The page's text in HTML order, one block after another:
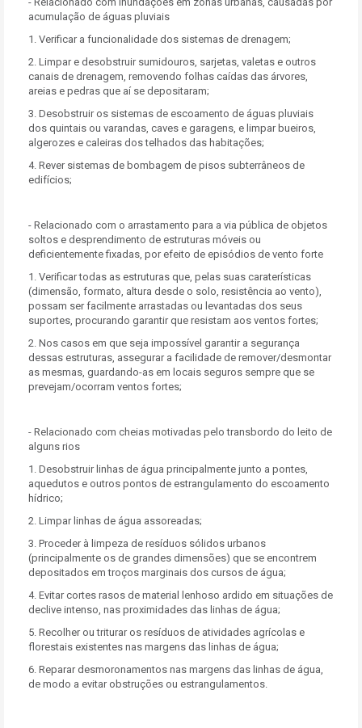
acumulação de águas pluviais
1. Verificar a funcionalidade dos sistemas de drenagem;
2. Limpar e desobstruir sumidouros, sarjetas, valetas e outros
canais de drenagem, removendo folhas caídas das árvores,
areias e pedras que aí se depositaram;
3. Desobstruir os sistemas de escoamento de águas pluviais
dos quintais ou varandas, caves e garagens, e limpar bueiros,
algerozes e caleiras dos telhados das habitações;
4. Rever sistemas de bombagem de pisos subterrâneos de
edifícios;
- Relacionado com o arrastamento para a via pública de objetos
soltos e desprendimento de estruturas móveis ou
deficientemente fixadas, por efeito de episódios de vento forte
1. Verificar todas as estruturas que, pelas suas caraterísticas
(dimensão, formato, altura desde o solo, resistência ao vento),
possam ser facilmente arrastadas ou levantadas dos seus
suportes, procurando garantir que resistam aos ventos fortes;
2. Nos casos em que seja impossível garantir a segurança
dessas estruturas, assegurar a facilidade de remover/desmontar
as mesmas, guardando-as em locais seguros sempre que se
prevejam/ocorram ventos fortes;
- Relacionado com cheias motivadas pelo transbordo do leito de
alguns rios
1. Desobstruir linhas de água principalmente junto a pontes,
aquedutos e outros pontos de estrangulamento do escoamento
hídrico;
2. Limpar linhas de água assoreadas;
3. Proceder à limpeza de resíduos sólidos urbanos
(principalmente os de grandes dimensões) que se encontrem
depositados em troços marginais dos cursos de água;
4. Evitar cortes rasos de material lenhoso ardido em situações de
declive intenso, nas proximidades das linhas de água;
5. Recolher ou triturar os resíduos de atividades agrícolas e
florestais existentes nas margens das linhas de água;
6. Reparar desmoronamentos nas margens das linhas de água,
de modo a evitar obstruções ou estrangulamentos.